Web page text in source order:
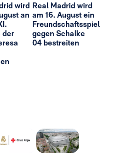
wird
an
der
Real Madrid wird
am 16. August ein
Freundschaftsspiel
gegen Schalke
04 bestreiten